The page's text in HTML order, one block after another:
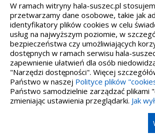
W ramach witryny hala-suszec.pl
przetwarzamy dane osobowe, takie jak
identyfikatory plików cookies w celu
usług na najwyższym poziomie, w
bezpieczeństwa czy umożliwiających
dostępnych w ramach serwisu hala-
zapewnienie ułatwień dla osób
"Narzędzi dostępności". Więcej
Państwo w naszej Polityce plików
Państwo samodzielnie zarządzać plikami
zmieniając ustawienia przeglądarki. Jak